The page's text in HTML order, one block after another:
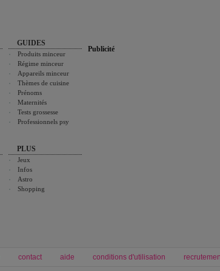
GUIDES
Produits minceur
Régime minceur
Appareils minceur
Thèmes de cuisine
Prénoms
Maternités
Tests grossesse
Professionnels psy
PLUS
Jeux
Infos
Astro
Shopping
Publicité
contact aide conditions d'utilisation